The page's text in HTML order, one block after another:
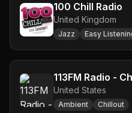
100 Chill Radio
United Kingdom
Jazz Easy
113FM Radio -
United States
Ambient Chillout